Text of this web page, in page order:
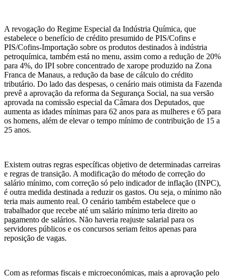
A revogação do Regime Especial da Indústria Química, que
estabelece o benefício de crédito presumido de PIS/Cofins e
PIS/Cofins-Importação sobre os produtos destinados à indústria
petroquímica, também está no menu, assim como a redução de 20%
para 4%, do IPI sobre concentrado de xarope produzido na Zona
Franca de Manaus, a redução da base de cálculo do crédito
tributário. Do lado das despesas, o cenário mais otimista da Fazenda
prevê a aprovação da reforma da Segurança Social, na sua versão
aprovada na comissão especial da Câmara dos Deputados, que
aumenta as idades mínimas para 62 anos para as mulheres e 65 para
os homens, além de elevar o tempo mínimo de contribuição de 15 a
25 anos.
Existem outras regras específicas objetivo de determinadas carreiras
e regras de transição. A modificação do método de correção do
salário mínimo, com correção só pelo indicador de inflação (INPC),
é outra medida destinada a reduzir os gastos. Ou seja, o mínimo não
teria mais aumento real. O cenário também estabelece que o
trabalhador que recebe até um salário mínimo teria direito ao
pagamento de salários. Não haveria reajuste salarial para os
servidores públicos e os concursos seriam feitos apenas para
reposição de vagas.
Com as reformas fiscais e microeconómicas, mais a aprovação pelo